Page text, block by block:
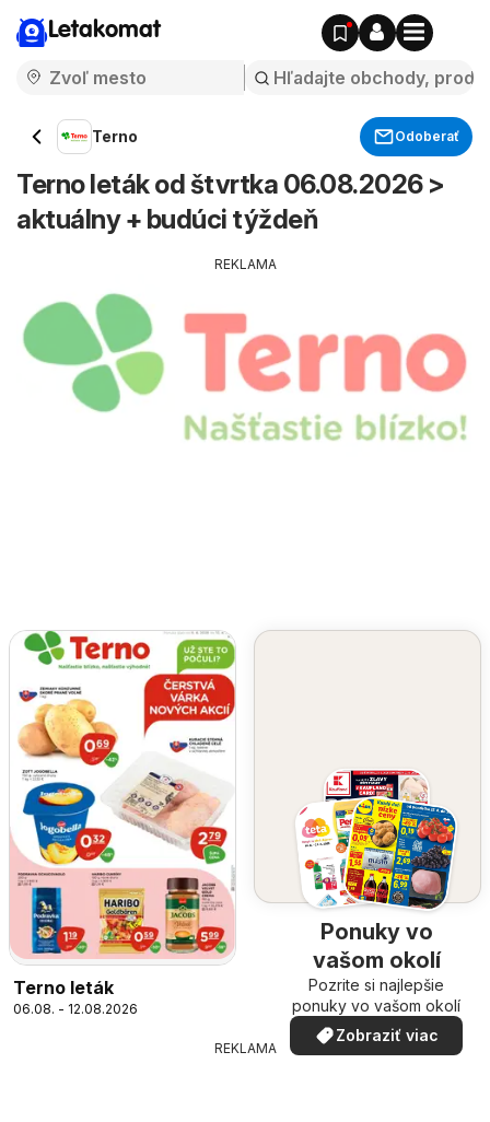
Letakomat
Terno Odoberať
Terno leták od štvrtka 06.08.2026 >
aktuálny + budúci týždeň
REKLAMA
Terno leták
06.08. - 12.08.2026
Ponuky vo
vašom okolí
Pozrite si najlepšie
ponuky vo vašom okolí
Zobraziť viac
REKLAMA